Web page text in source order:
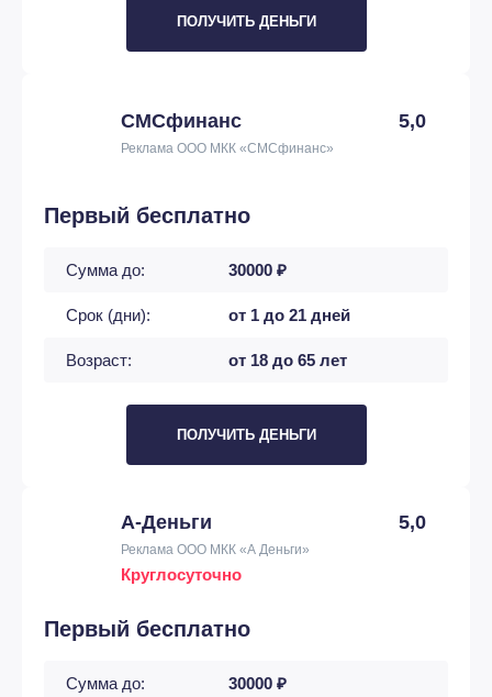
ПОЛУЧИТЬ ДЕНЬГИ
СМСфинанс 5,0
Реклама ООО МКК «СМСфинанс»
Первый бесплатно
Сумма до: 30000 ₽
Срок (дни): от 1 до 21 дней
Возраст: от 18 до 65 лет
ПОЛУЧИТЬ ДЕНЬГИ
А-Деньги 5,0
Реклама ООО МКК «А Деньги»
Круглосуточно
Первый бесплатно
Сумма до: 30000 ₽